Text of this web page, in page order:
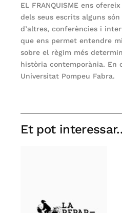
EL FRANQUISME ens
dels seus escrits alguns
d’altres, conferències i
que ens permet entendre
sobre el règim més
història contemporània. En
Universitat Pompeu Fabra.
Et pot